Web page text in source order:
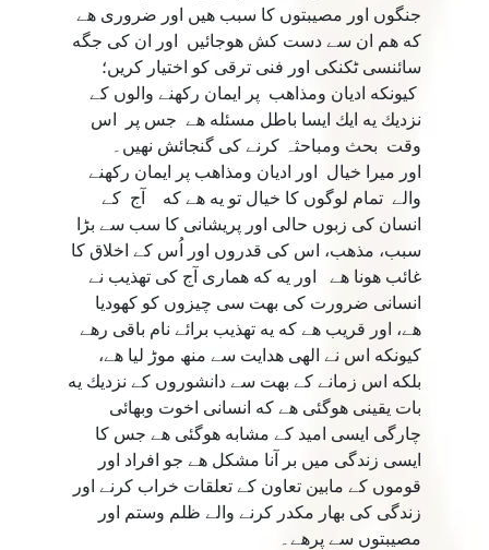
جنگوں اور مصيبتوں كا سبب هيں اور ضرورى هے
كه هم ان سے دست كش هوجائيں اور ان كى جگه
سائنسى ٹكنكى اور فنى ترقى كو اختيار كريں؛
كيونكه اديان ومذاهب پر ايمان ركھنے والوں كے
نزديك يه ايك ايسا باطل مسئله هے جس پر اس
وقت بحث ومباحثہ كرنے كى گنجائش نهيں۔
اور ميرا خيال اور اديان ومذاهب پر ايمان ركھنے
والے تمام لوگوں كا خيال تو يه هے كه آج كے
انسان كى زبوں حالى اور پريشانى كا سب سے بڑا
سبب، مذهب، اس كى قدروں اور اُس كے اخلاق كا
غائب هونا هے اور يه كه همارى آج كى تهذيب نے
انسانى ضرورت کى بهت سى چيزوں كو كھوديا
هے، اور قريب هے كه يه تهذيب برائے نام باقى رهے
كيونكه اس نے الهى هدايت سے منھ موڑ ليا هے،
بلكه اس زمانے كے بهت سے دانشوروں كے نزديك يه
بات يقينى هوگئى هے كه انسانى اخوت وبھائى
چارگى ايسى اميد كے مشابه هوگئى هے جس كا
ايسى زندگى ميں بر آنا مشكل هے جو افراد اور
قوموں كے مابين تعاون كے تعلقات خراب كرنے اور
زندگى كى بهار مكدر كرنے والے ظلم وستم اور
مصيبتوں سے پرهے۔